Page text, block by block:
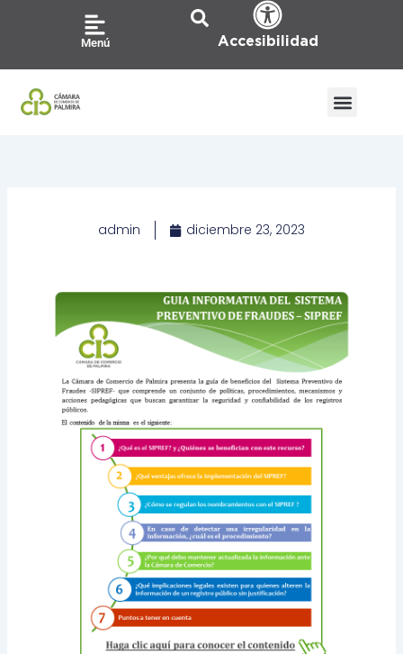
Menú Accesibilidad
admin diciembre 23, 2023